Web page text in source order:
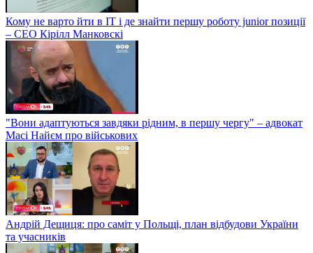
Кому не варто йти в IT і де знайти першу роботу junior позиції
– СЕО Кірілл Манковскі
"Вони адаптуються завдяки рідним, в першу чергу" – адвокат
Масі Найєм про військових
Андрій Дещиця: про саміт у Польщі, план відбудови України
та учасників